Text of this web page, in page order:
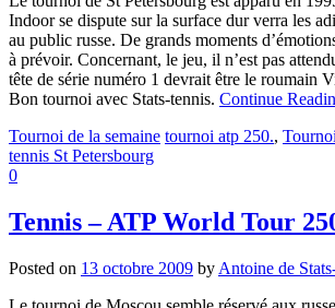
Indoor se dispute sur la surface dur verra les
au public russe. De grands moments
à prévoir. Concernant, le jeu, il n’est pas
tête de série numéro 1 devrait être le roumain
Bon tournoi avec Stats-tennis. Continue
Tournoi de la semaine tournoi atp 250.,
tennis St Petersbourg
0
Tennis – ATP World Tour
Posted on 13 octobre 2009 by Antoine de